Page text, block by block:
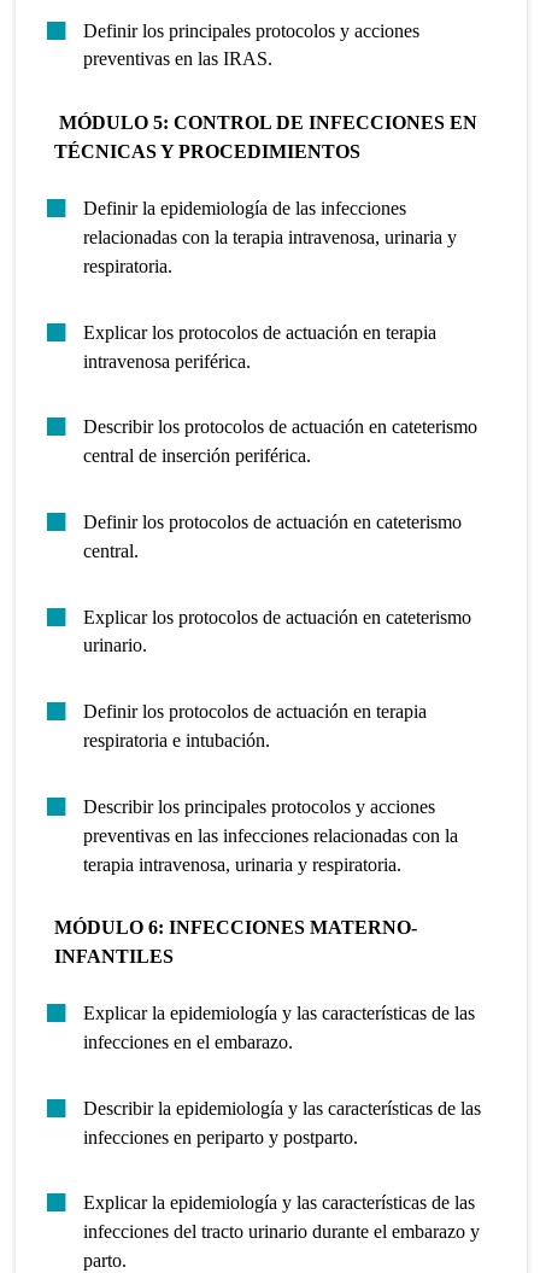
Definir los principales protocolos y acciones
preventivas en las IRAS.
MÓDULO 5: CONTROL DE INFECCIONES EN
TÉCNICAS Y PROCEDIMIENTOS
Definir la epidemiología de las infecciones
relacionadas con la terapia intravenosa, urinaria y
respiratoria.
Explicar los protocolos de actuación en terapia
intravenosa periférica.
Describir los protocolos de actuación en cateterismo
central de inserción periférica.
Definir los protocolos de actuación en cateterismo
central.
Explicar los protocolos de actuación en cateterismo
urinario.
Definir los protocolos de actuación en terapia
respiratoria e intubación.
Describir los principales protocolos y acciones
preventivas en las infecciones relacionadas con la
terapia intravenosa, urinaria y respiratoria.
MÓDULO 6: INFECCIONES MATERNO-
INFANTILES
Explicar la epidemiología y las características de las
infecciones en el embarazo.
Describir la epidemiología y las características de las
infecciones en periparto y postparto.
Explicar la epidemiología y las características de las
infecciones del tracto urinario durante el embarazo y
parto.